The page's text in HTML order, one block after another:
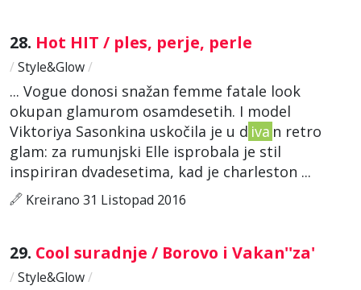
28. Hot HIT / ples, perje, perle
/ Style&Glow/
... Vogue donosi snažan femme fatale look
okupan glamurom osamdesetih. I model
Viktoriya Sasonkina uskočila je u d iva n retro
glam: za rumunjski Elle isprobala je stil
inspiriran dvadesetima, kad je charleston ...
Kreirano 31 Listopad 2016
29. Cool suradnje / Borovo i Vakan''za'
/ Style&Glow/